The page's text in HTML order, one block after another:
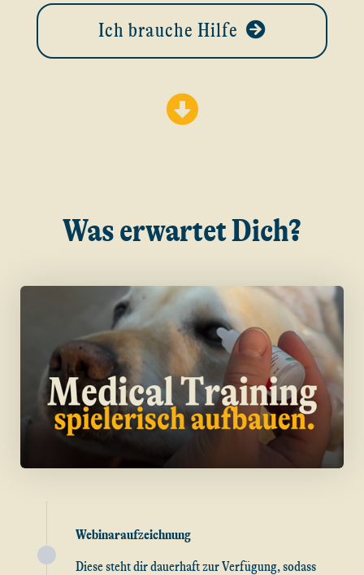
Ich brauche Hilfe
Was erwartet Dich?
Webinaraufzeichnung
Diese steht dir dauerhaft zur Verfügung, sodass